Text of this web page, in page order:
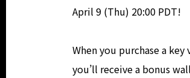
April 9 (Thu) 20:00 PDT!
When you purchase a
you’ll receive a bonus